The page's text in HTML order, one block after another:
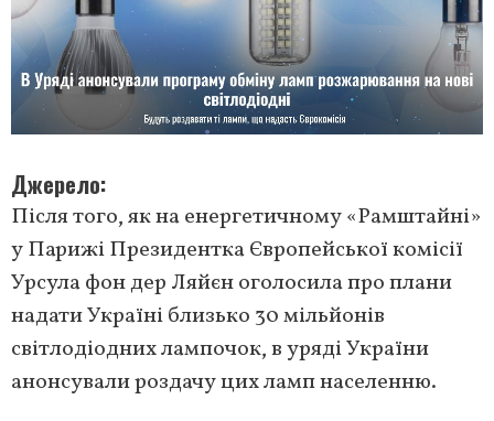
Джерело
Після того, як на енергетичному «Рамштайні»
у Парижі Президентка Європейської комісії
Урсула фон дер Ляйєн оголосила про плани
надати Україні близько 30 мільйонів
світлодіодних лампочок, в уряді України
анонсували роздачу цих ламп населенню.